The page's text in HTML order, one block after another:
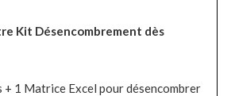
Kit Désencombrement dès
1 Matrice Excel pour désencombrer